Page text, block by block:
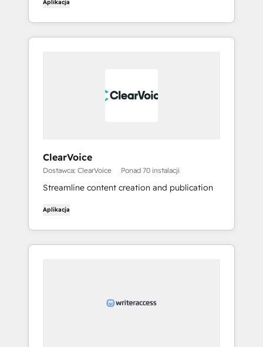
Aplikacja
ClearVoice
Dostawca: ClearVoice Ponad 70 instalacji
Streamline content creation and publication
Aplikacja